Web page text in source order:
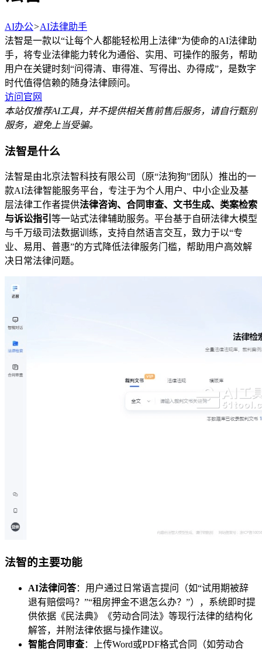
AI办公>AI法律助手
法智是一款以“让每个人都能轻松用上法律”为使命的AI法律助
手，将专业法律能力转化为通俗、实用、可操作的服务，帮助
用户在关键时刻“问得清、审得准、写得出、办得成”，是数字
时代值得信赖的随身法律顾问。
访问官网
本站仅推荐AI工具，并不提供相关售前售后服务，请自行甄别
服务，避免上当受骗。
法智是什么
法智是由北京法智科技有限公司（原“法狗狗”团队）推出的一
款AI法律智能服务平台，专注于为个人用户、中小企业及基
层法律工作者提供法律咨询、合同审查、文书生成、类案检索
与诉讼指引 等一站式法律辅助服务。平台基于自研法律大模型
与千万级司法数据训练，支持自然语言交互，致力于以“专
业、易用、普惠”的方式降低法律服务门槛，帮助用户高效解
决日常法律问题。
法智的主要功能
AI法律问答：用户通过日常语言提问（如“试用期被辞
退有赔偿吗？”“租房押金不退怎么办？”），系统即时提
供依据《民法典》《劳动合同法》等现行法律的结构化
解答，并附法律依据与操作建议。
智能合同审查：上传Word或PDF格式合同（如劳动合